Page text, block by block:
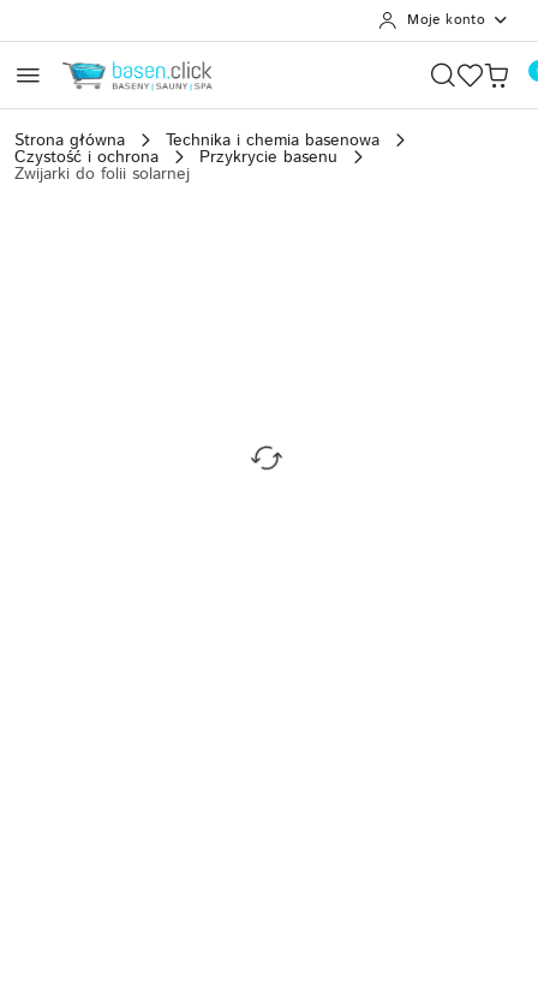
Moje konto
Strona główna Technika i chemia basenowa
Czystość i ochrona Przykrycie basenu
Zwijarki do folii solarnej